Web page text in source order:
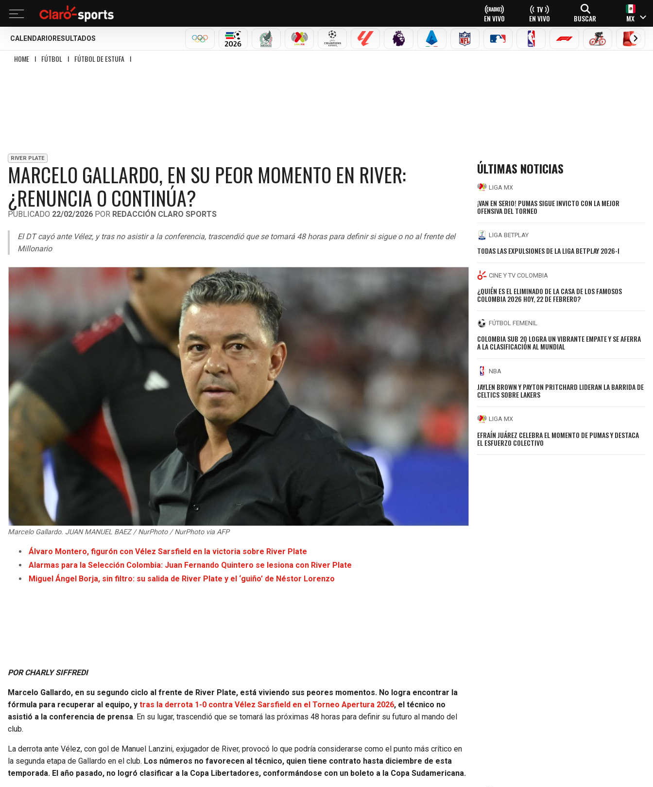
EN VIVO EN VIVO BUSCAR MX
CALENDARIO RESULTADOS
MILANO CORTINA 2026
MUNDIAL 2026SELECCIÓN MEXICANA
LIGA MX CHAMPIONS LEAGUE
LALIGA PREMIER LEAGUE
SERIE A NFL MLB NBA FÓRMULA 1CICLISMOBOXEO
HOME I FÚTBOL I FÚTBOL DE ESTUFA I
RIVER PLATE
MARCELO GALLARDO, EN SU PEOR MOMENTO EN RIVER:
¿RENUNCIA O CONTINÚA?
PUBLICADO 22/02/2026 POR REDACCIÓN CLARO SPORTS
El DT cayó ante Vélez, y tras no asistir a la conferencia, trascendió que se tomará 48 horas para definir si sigue o no al frente del
Millonario
Marcelo Gallardo. JUAN MANUEL BAEZ / NurPhoto / NurPhoto via AFP
Álvaro Montero, figurón con Vélez Sarsfield en la victoria sobre River Plate
Alarmas para la Selección Colombia: Juan Fernando Quintero se lesiona con River Plate
Miguel Ángel Borja, sin filtro: su salida de River Plate y el ‘guiño’ de Néstor Lorenzo
POR CHARLY SIFFREDI
Marcelo Gallardo, en su segundo ciclo al frente de River Plate, está viviendo sus peores momentos. No logra encontrar la
fórmula para recuperar al equipo, y tras la derrota 1-0 contra Vélez Sarsfield en el Torneo Apertura 2026, el técnico no
asistió a la conferencia de prensa. En su lugar, trascendió que se tomará las próximas 48 horas para definir su futuro al mando del
club.
La derrota ante Vélez, con gol de Manuel Lanzini, exjugador de River, provocó lo que podría considerarse como el punto más crítico en
la segunda etapa de Gallardo en el club. Los números no favorecen al técnico, quien tiene contrato hasta diciembre de esta
temporada. El año pasado, no logró clasificar a la Copa Libertadores, conformándose con un boleto a la Copa Sudamericana.
ÚLTIMAS NOTICIAS
LIGA MX
¡VAN EN SERIO! PUMAS SIGUE INVICTO CON LA MEJOR
OFENSIVA DEL TORNEO
LIGA BETPLAY
TODAS LAS EXPULSIONES DE LA LIGA BETPLAY 2026-I
CINE Y TV COLOMBIA
¿QUIÉN ES EL ELIMINADO DE LA CASA DE LOS FAMOSOS
COLOMBIA 2026 HOY, 22 DE FEBRERO?
FÚTBOL FEMENIL
COLOMBIA SUB 20 LOGRA UN VIBRANTE EMPATE Y SE AFERRA
A LA CLASIFICACIÓN AL MUNDIAL
NBA
JAYLEN BROWN Y PAYTON PRITCHARD LIDERAN LA BARRIDA DE
CELTICS SOBRE LAKERS
LIGA MX
EFRAÍN JUÁREZ CELEBRA EL MOMENTO DE PUMAS Y DESTACA
EL ESFUERZO COLECTIVO